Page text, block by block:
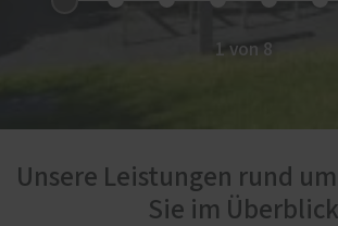
1 von 8
Unsere Leistungen rund
Sie im Überblick